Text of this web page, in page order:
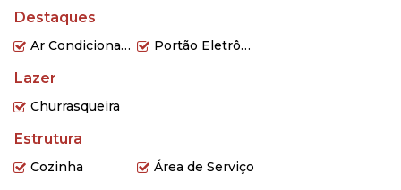
Destaques
Ar Condicionado Portão Eletrônico
Lazer
Churrasqueira
Estrutura
Cozinha Área de Serviço